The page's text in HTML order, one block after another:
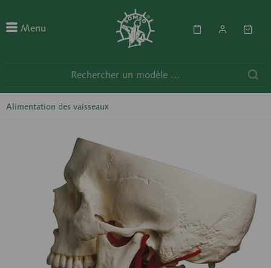
Menu
Alimentation des vaisseaux